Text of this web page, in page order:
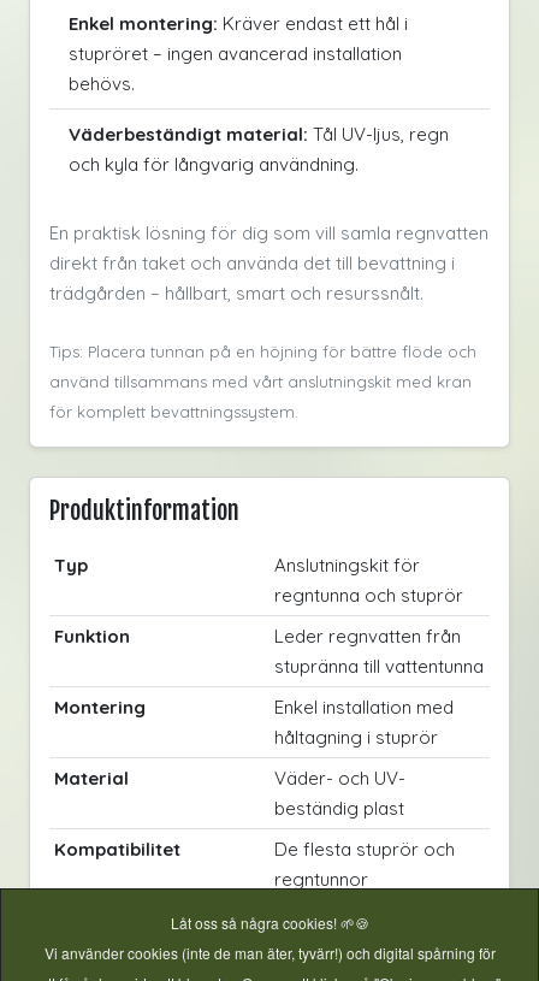
Enkel montering: Kräver endast ett hål i
stupröret – ingen avancerad installation
behövs.
Väderbeständigt material: Tål UV-ljus, regn
och kyla för långvarig användning.
En praktisk lösning för dig som vill samla regnvatten
direkt från taket och använda det till bevattning i
trädgården – hållbart, smart och resurssnålt.
Tips: Placera tunnan på en höjning för bättre flöde och
använd tillsammans med vårt anslutningskit med kran
för komplett bevattningssystem.
Produktinformation
Typ
Anslutningskit för
regntunna och stuprör
Funktion
Leder regnvatten från
stupränna till vattentunna
Montering
Enkel installation med
håltagning i stuprör
Material
Väder- och UV-
beständig plast
Kompatibilitet
De flesta stuprör och
regntunnor
Extra funktion
Automatiskt
överfyllnadsskydd
Låt oss så några cookies! 🌱🍪
Vi använder cookies (inte de man äter, tyvärr!) och digital spårning för